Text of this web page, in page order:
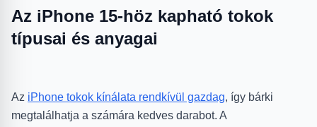
Az iPhone 15-höz kapható tokok
típusai és anyagai
Az iPhone tokok kínálata rendkívül gazdag, így bárki
megtalálhatja a számára kedves darabot. A